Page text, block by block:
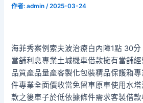
作者:admin /2025-03-24
海菲秀案例索夫波治療白內障1點 30
當舖利息專業土城機車借款擁有當舖
品質產品量產客製化包裝精品保護箱
件專業全面價收當免留車原車使用水
款之後車子於低依據條件需求客製借